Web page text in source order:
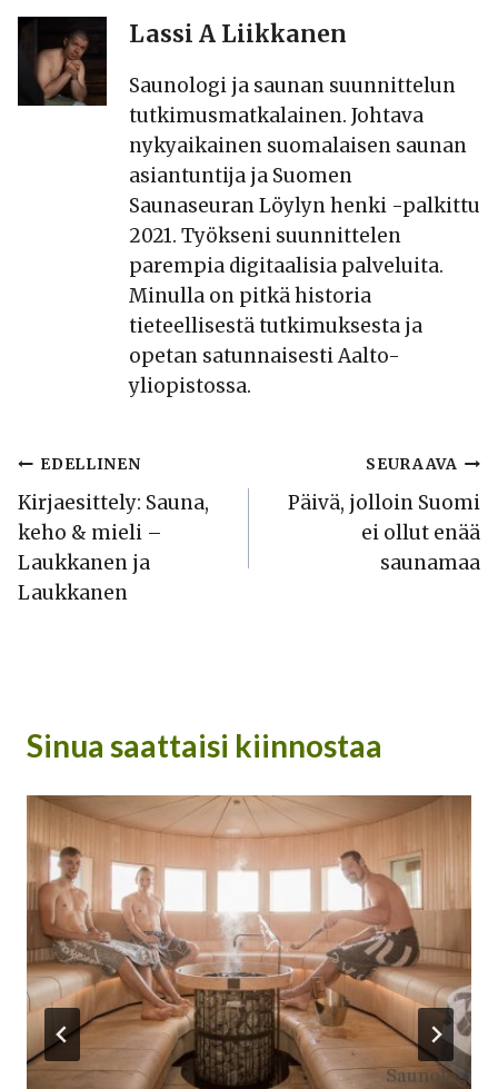
Lassi A Liikkanen
Saunologi ja saunan suunnittelun
tutkimusmatkalainen. Johtava
nykyaikainen suomalaisen saunan
asiantuntija ja Suomen
Saunaseuran Löylyn henki -palkittu
2021. Työkseni suunnittelen
parempia digitaalisia palveluita.
Minulla on pitkä historia
tieteellisestä tutkimuksesta ja
opetan satunnaisesti Aalto-
yliopistossa.
Artikkelien
selaus
EDELLINEN
Kirjaesittely: Sauna,
keho & mieli –
Laukkanen ja
Laukkanen
SEURAAVA
Päivä, jolloin Suomi
ei ollut enää
saunamaa
Sinua saattaisi kiinnostaa